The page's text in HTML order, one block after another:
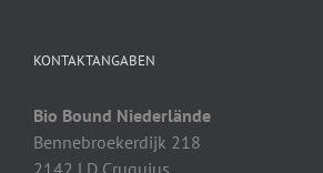
KONTAKTANGABEN
Bio Bound Niederlände
Bennebroekerdijk 218
2142 LD Cruquius